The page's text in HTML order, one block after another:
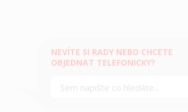
NEVÍTE SI RADY NEBO CHCETE
OBJEDNAT TELEFONICKY?